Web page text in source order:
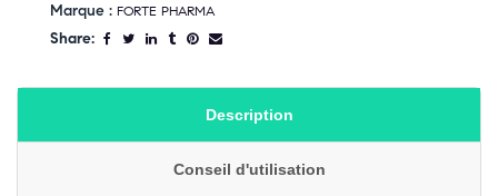
Marque : FORTE PHARMA
Share:
Description
Conseil d'utilisation